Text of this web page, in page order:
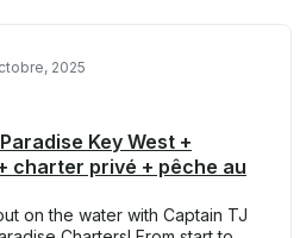
2025
Key West +
charter privé + pêche au
on the water with Captain TJ